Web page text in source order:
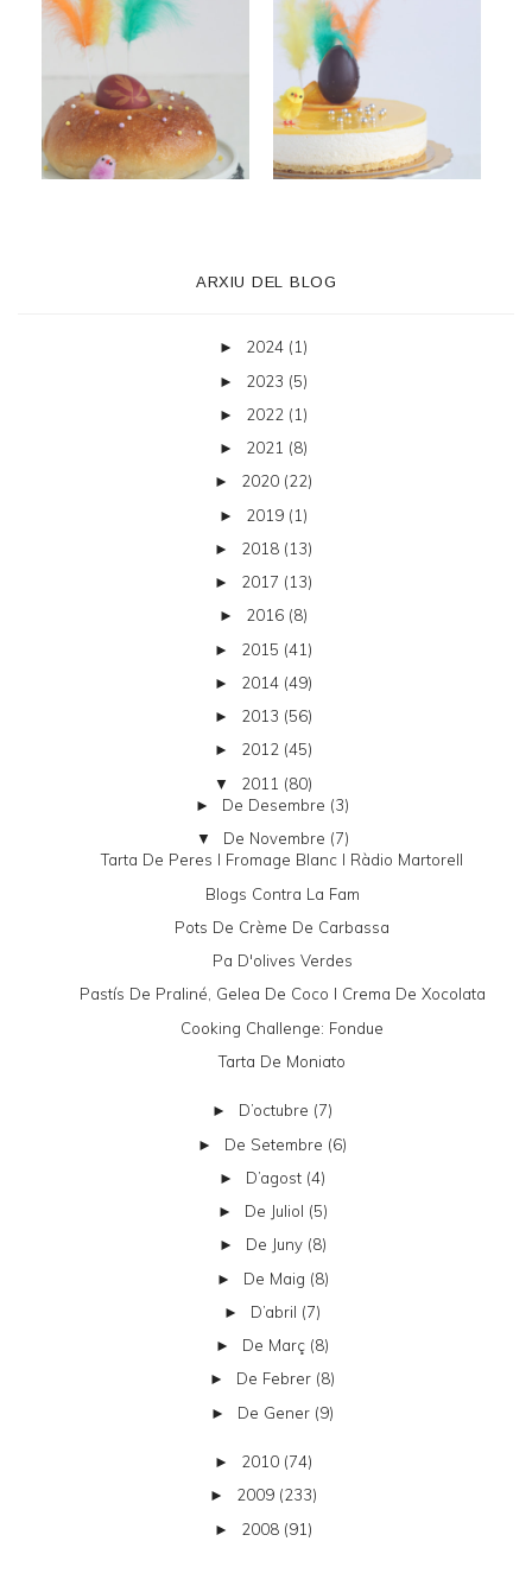
ARXIU DEL BLOG
► 2024 (1)
► 2023 (5)
► 2022 (1)
► 2021 (8)
► 2020 (22)
► 2019 (1)
► 2018 (13)
► 2017 (13)
► 2016 (8)
► 2015 (41)
► 2014 (49)
► 2013 (56)
► 2012 (45)
▼ 2011 (80)
► De Desembre (3)
▼ De Novembre (7)
Tarta De Peres I Fromage Blanc I Ràdio Martorell
Blogs Contra La Fam
Pots De Crème De Carbassa
Pa D'olives Verdes
Pastís De Praliné, Gelea De Coco I Crema De Xocolata
Cooking Challenge: Fondue
Tarta De Moniato
► D’octubre (7)
► De Setembre (6)
► D’agost (4)
► De Juliol (5)
► De Juny (8)
► De Maig (8)
► D’abril (7)
► De Març (8)
► De Febrer (8)
► De Gener (9)
► 2010 (74)
► 2009 (233)
► 2008 (91)